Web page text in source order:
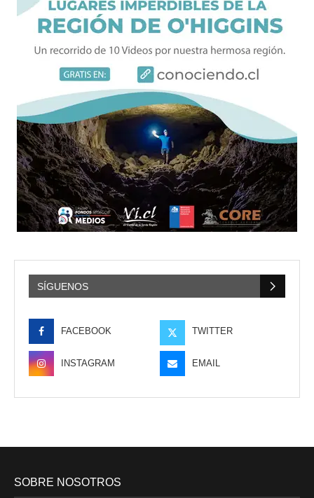
SÍGUENOS
FACEBOOK TWITTER
INSTAGRAM EMAIL
SOBRE NOSOTROS